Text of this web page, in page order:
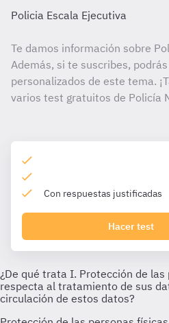
Policia Escala Ejecutiva
Te damos información sobre
Además, si te suscribes,
personalizados de este tema.
varios test gratuitos de Policía
Con respuestas justificadas
Hacer test